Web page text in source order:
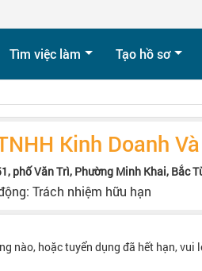
Tìm việc làm Tạo hồ sơ
Kinh Doanh
phố Văn Trì, Phường Minh Khai, Bắc
Trách nhiệm hữu hạn
nào, hoặc tuyển dụng đã hết hạn, vui